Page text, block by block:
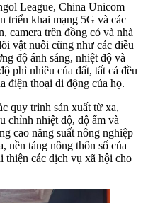
League, China Unicom
triển khai mạng 5G và các
camera trên đồng cỏ và nhà
vật nuôi cũng như các điều
độ ánh sáng, nhiệt độ và
phì nhiêu của đất, tất cả đều
điện thoại di động của họ.
quy trình sản xuất từ xa,
chỉnh nhiệt độ, độ ẩm và
cao năng suất nông nghiệp
nền tảng nông thôn số của
thiện các dịch vụ xã hội cho